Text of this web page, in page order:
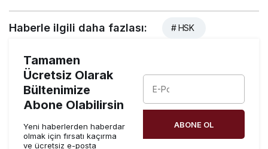
Haberle ilgili daha fazlası: # HSK
Tamamen
Ücretsiz Olarak
Bültenimize
Abone Olabilirsin
Yeni haberlerden haberdar
olmak için fırsatı kaçırma
ve ücretsiz e-posta
ABONE OL